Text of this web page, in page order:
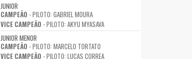
JUNIOR
CAMPEÃO - PILOTO: GABRIEL MOURA
VICE CAMPEÃO - PILOTO: AKYU MYASAVA
JUNIOR MENOR
CAMPEÃO - PILOTO: MARCELO TORTATO
VICE CAMPEÃO - PILOTO: LUCAS CORREA